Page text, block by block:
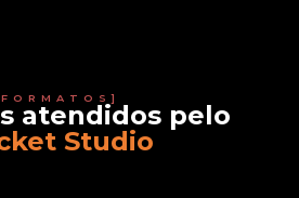
atendidos pelo
Studio